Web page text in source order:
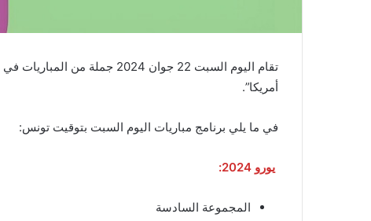
أمريكا”.
في ما يلي برنامج مباريات اليوم السبت بتوقيت تونس:
يورو 2024:
المجموعة السادسة